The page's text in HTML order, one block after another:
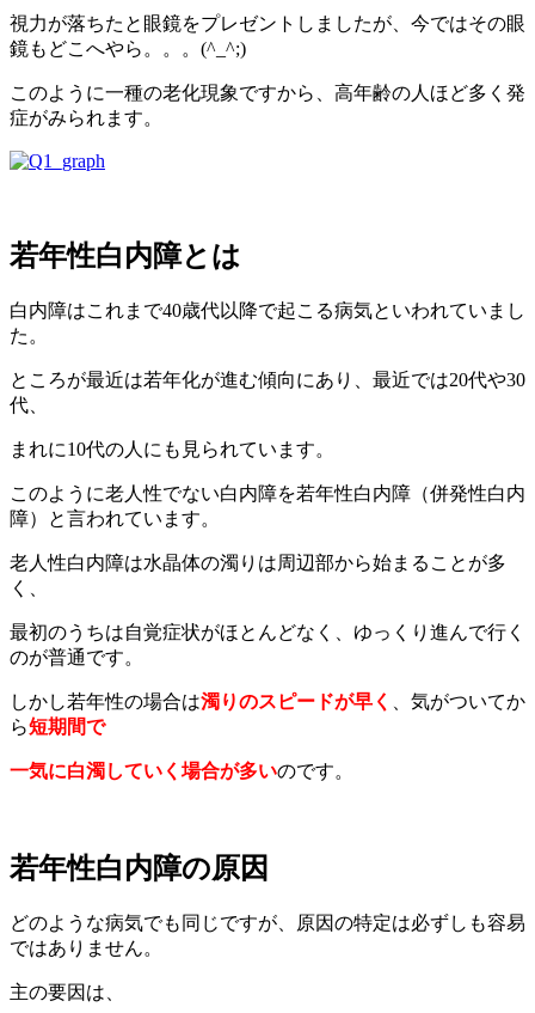
視力が落ちたと眼鏡をプレゼントしましたが、今ではその眼
鏡もどこへやら。。。(^_^;)
このように一種の老化現象ですから、高年齢の人ほど多く発
症がみられます。
若年性白内障とは
白内障はこれまで40歳代以降で起こる病気といわれていまし
た。
ところが最近は若年化が進む傾向にあり、最近では20代や30
代、
まれに10代の人にも見られています。
このように老人性でない白内障を若年性白内障（併発性白内
障）と言われています。
老人性白内障は水晶体の濁りは周辺部から始まることが多
く、
最初のうちは自覚症状がほとんどなく、ゆっくり進んで行く
のが普通です。
しかし若年性の場合は濁りのスピードが早く
、気がついてか
ら短期間で
一気に白濁していく場合が多いのです。
若年性白内障の原因
どのような病気でも同じですが、原因の特定は必ずしも容易
ではありません。
主の要因は、